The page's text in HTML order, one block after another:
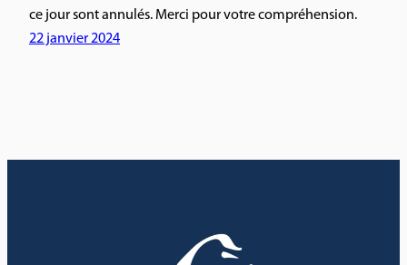
ce jour sont annulés. Merci pour votre compréhension.
22 janvier 2024